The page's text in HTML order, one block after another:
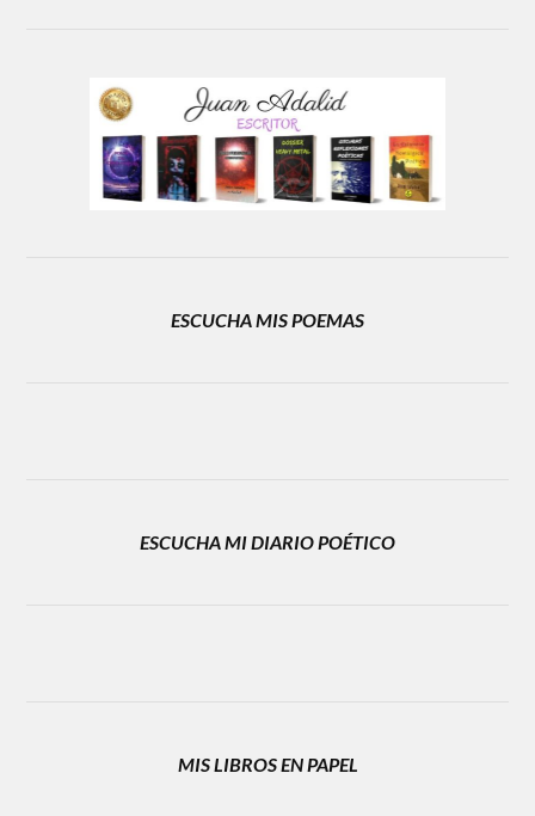
ESCUCHA MIS POEMAS
ESCUCHA MI DIARIO POÉTICO
MIS LIBROS EN PAPEL